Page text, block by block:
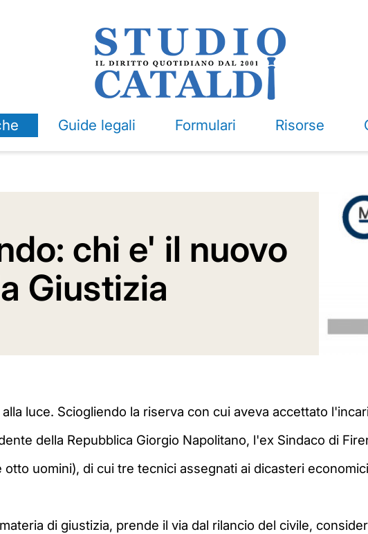
Guide legali Formulari Risorse
chi e' il nuovo
Giustizia
luce. Sciogliendo la riserva con cui aveva accettato
della Repubblica Giorgio Napolitano, l'ex Sindaco di
uomini), di cui tre tecnici assegnati ai dicasteri
di giustizia, prende il via dal rilancio del civile,